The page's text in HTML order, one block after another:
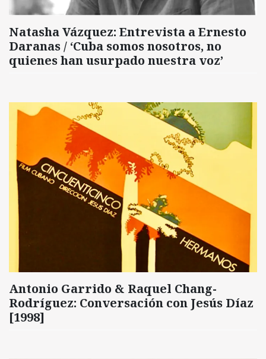
Natasha Vázquez: Entrevista a Ernesto
Daranas / ‘Cuba somos nosotros, no
quienes han usurpado nuestra voz’
Antonio Garrido & Raquel Chang-
Rodríguez: Conversación con Jesús Díaz
[1998]